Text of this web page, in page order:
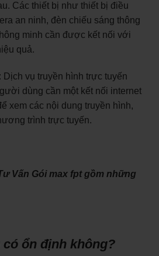
Các thiết bị như thiết bị điều
an ninh, đèn chiếu sáng thông
minh cần được kết nối với
quả.
vụ truyền hình trực tuyến
dùng cần một kết nối internet
xem các nội dung truyền hình,
trình trực tuyến.
Vấn Gói max fpt gồm những
có ổn định không?